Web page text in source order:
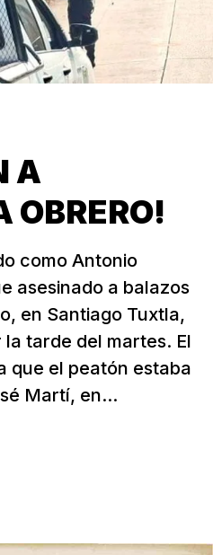
A
OBRERO!
como Antonio
asesinado a balazos
en Santiago Tuxtla,
tarde del martes. El
que el peatón estaba
Martí, en...